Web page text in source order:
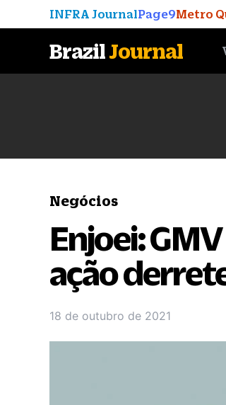
INFRA JournalPage9Metro
BrazilJournal
Negócios
Enjoei:
ação
18 de outubro de 2021